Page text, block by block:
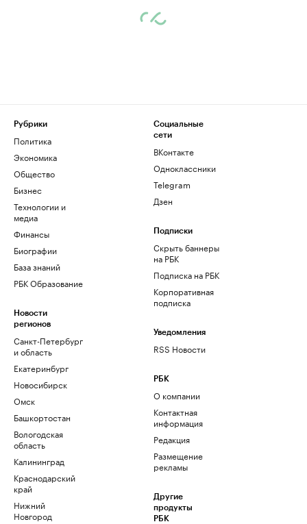
Рубрики
Политика
Экономика
Общество
Бизнес
Технологии и
медиа
Финансы
Биографии
База знаний
РБК Образование
Новости
регионов
Санкт-Петербург
и область
Екатеринбург
Новосибирск
Омск
Башкортостан
Вологодская
область
Калининград
Краснодарский
край
Нижний
Новгород
Социальные
сети
ВКонтакте
Одноклассники
Telegram
Дзен
Подписки
Скрыть баннеры
на РБК
Подписка на РБК
Корпоративная
подписка
Уведомления
RSS Новости
РБК
О компании
Контактная
информация
Редакция
Размещение
рекламы
Другие
продукты
РБК